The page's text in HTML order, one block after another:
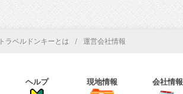
トラベルドンキーとは / 運営会社情報
ヘルプ 現地情報 会社情報